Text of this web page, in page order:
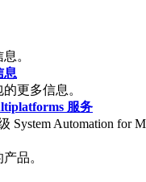
。
息
更多信息。
服务
System Automation for
品。